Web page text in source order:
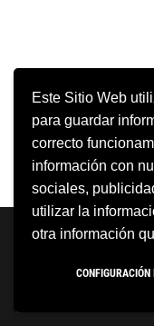
Este Sitio Web
para guardar
correcto
información con
sociales,
utilizar la
otra información
Neve |